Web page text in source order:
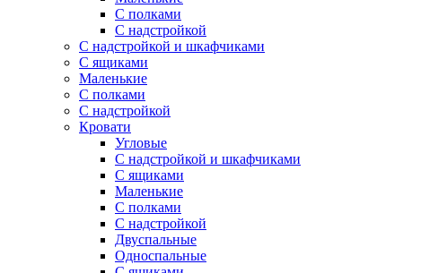
С полками
С надстройкой
С надстройкой и шкафчиками
С ящиками
Маленькие
С полками
С надстройкой
Кровати
Угловые
С надстройкой и шкафчиками
С ящиками
Маленькие
С полками
С надстройкой
Двуспальные
Односпальные